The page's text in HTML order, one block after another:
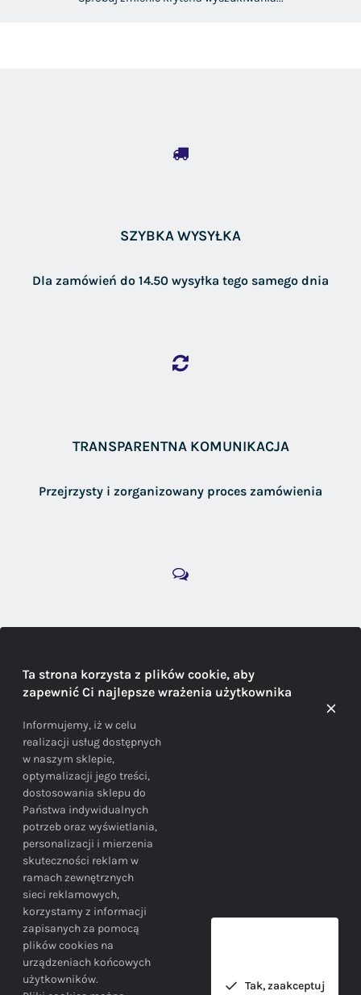
SZYBKA WYSYŁKA
Dla zamówień do 14.50 wysyłka tego samego dnia
TRANSPARENTNA KOMUNIKACJA
Przejrzysty i zorganizowany proces zamówienia
Doradzamy na każdym etapie zakupu
BEZPIECZEŃSTWO
Bezpieczne zakupy gwarantowane!
Ta strona korzysta z plików cookie, aby
zapewnić Ci najlepsze wrażenia użytkownika
Informujemy, iż w celu
realizacji usług dostępnych
w naszym sklepie,
optymalizacji jego treści,
dostosowania sklepu do
Państwa indywidualnych
potrzeb oraz wyświetlania,
personalizacji i mierzenia
skuteczności reklam w
ramach zewnętrznych
sieci reklamowych,
korzystamy z informacji
zapisanych za pomocą
plików cookies na
urządzeniach końcowych
użytkowników.
Tak, zaakceptuj